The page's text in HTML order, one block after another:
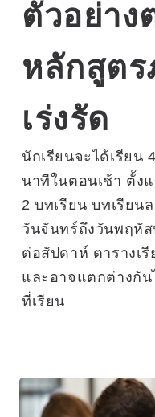
ตัวอย่าง
หลักสูต
เร่งรัด
นักเรียนจะได้เรียน
นาทีในตอนเช้า ตั้ง
2 บทเรียน บทเรียน
วันจันทร์ถึงวันพฤหัส
ต่อสัปดาห์ ตารางเรี
และอาจแตกต่างกั
ที่เรียน